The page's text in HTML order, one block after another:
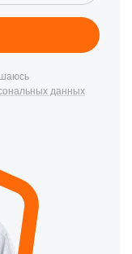
по номеру +7 (800)
Степана Разина,
клиентам
мастера
данных